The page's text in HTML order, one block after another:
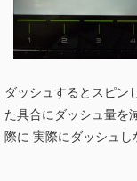
ダッシュするとスピン
た具合にダッシュ量を
際に 実際にダッシュし